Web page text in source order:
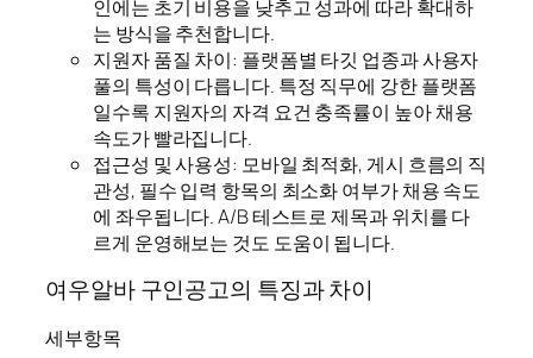
인에는 초기 비용을 낮추고 성과에 따라 확대하
는 방식을 추천합니다.
지원자 품질 차이: 플랫폼별 타깃 업종과 사용자
풀의 특성이 다릅니다. 특정 직무에 강한 플랫폼
일수록 지원자의 자격 요건 충족률이 높아 채용
속도가 빨라집니다.
접근성 및 사용성: 모바일 최적화, 게시 흐름의 직
관성, 필수 입력 항목의 최소화 여부가 채용 속도
에 좌우됩니다. A/B 테스트로 제목과 위치를 다
르게 운영해보는 것도 도움이 됩니다.
여우알바 구인공고의 특징과 차이
세부항목